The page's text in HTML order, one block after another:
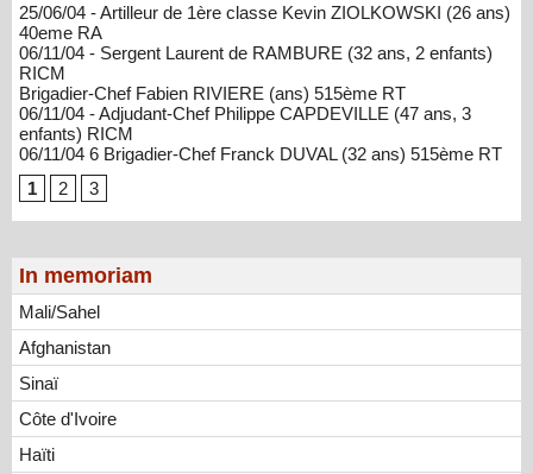
In memoriam
Mali/Sahel
Afghanistan
Sinaï
Côte d'Ivoire
Haïti
25/06/04 - Artilleur de 1ère classe Kevin ZIOLKOWSKI (26 ans)
40eme RA
06/11/04 - Sergent Laurent de RAMBURE (32 ans, 2 enfants)
RICM
Brigadier-Chef Fabien RIVIERE (ans) 515ème RT
06/11/04 - Adjudant-Chef Philippe CAPDEVILLE (47 ans, 3
enfants) RICM
06/11/04 6 Brigadier-Chef Franck DUVAL (32 ans) 515ème RT
1
2 3